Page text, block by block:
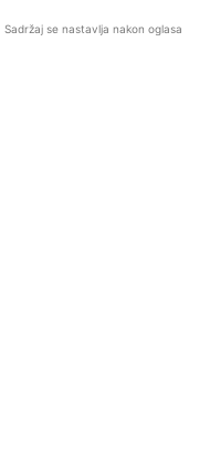
Sadržaj se nastavlja nakon oglasa